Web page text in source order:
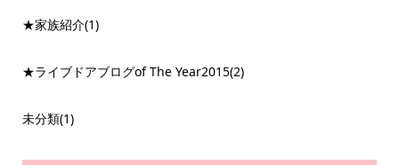
★家族紹介(1)
★ライブドアブログof The Year2015(2)
未分類(1)